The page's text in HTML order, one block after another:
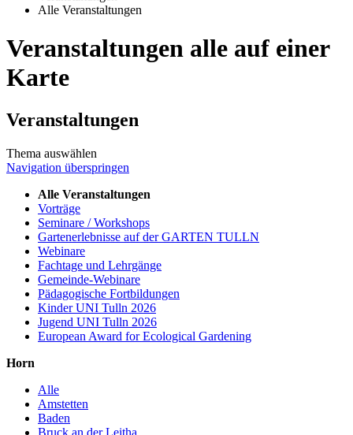
Alle Veranstaltungen
Veranstaltungen alle auf einer
Karte
Veranstaltungen
Thema auswählen
Navigation überspringen
Alle Veranstaltungen
Vorträge
Seminare / Workshops
Gartenerlebnisse auf der GARTEN TULLN
Webinare
Fachtage und Lehrgänge
Gemeinde-Webinare
Pädagogische Fortbildungen
Kinder UNI Tulln 2026
Jugend UNI Tulln 2026
European Award for Ecological Gardening
Horn
Alle
Amstetten
Baden
Bruck an der Leitha